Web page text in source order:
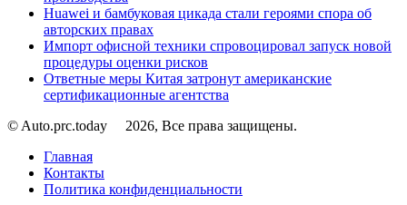
Huawei и бамбуковая цикада стали героями спора об
авторских правах
Импорт офисной техники спровоцировал запуск новой
процедуры оценки рисков
Ответные меры Китая затронут американские
сертификационные агентства
© Auto.prc.today
2026, Все права защищены.
Главная
Контакты
Политика конфиденциальности